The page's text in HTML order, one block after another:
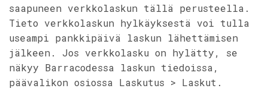
saapuneen verkkolaskun tällä perusteella.
Tieto verkkolaskun hylkäyksestä voi tulla
useampi pankkipäivä laskun lähettämisen
jälkeen. Jos verkkolasku on hylätty, se
näkyy Barracodessa laskun tiedoissa,
päävalikon osiossa Laskutus > Laskut.